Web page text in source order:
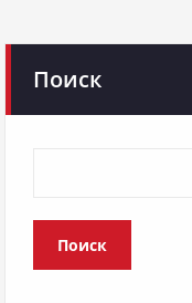
Поиск
Поиск